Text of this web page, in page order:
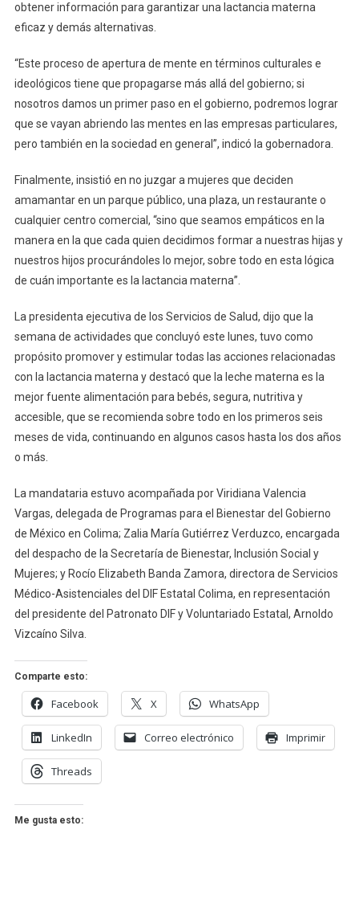
obtener información para garantizar una lactancia materna
eficaz y demás alternativas.
“Este proceso de apertura de mente en términos culturales e
ideológicos tiene que propagarse más allá del gobierno; si
nosotros damos un primer paso en el gobierno, podremos lograr
que se vayan abriendo las mentes en las empresas particulares,
pero también en la sociedad en general”, indicó la gobernadora.
Finalmente, insistió en no juzgar a mujeres que deciden
amamantar en un parque público, una plaza, un restaurante o
cualquier centro comercial, “sino que seamos empáticos en la
manera en la que cada quien decidimos formar a nuestras hijas y
nuestros hijos procurándoles lo mejor, sobre todo en esta lógica
de cuán importante es la lactancia materna”.
La presidenta ejecutiva de los Servicios de Salud, dijo que la
semana de actividades que concluyó este lunes, tuvo como
propósito promover y estimular todas las acciones relacionadas
con la lactancia materna y destacó que la leche materna es la
mejor fuente alimentación para bebés, segura, nutritiva y
accesible, que se recomienda sobre todo en los primeros seis
meses de vida, continuando en algunos casos hasta los dos años
o más.
La mandataria estuvo acompañada por Viridiana Valencia
Vargas, delegada de Programas para el Bienestar del Gobierno
de México en Colima; Zalia María Gutiérrez Verduzco, encargada
del despacho de la Secretaría de Bienestar, Inclusión Social y
Mujeres; y Rocío Elizabeth Banda Zamora, directora de Servicios
Médico-Asistenciales del DIF Estatal Colima, en representación
del presidente del Patronato DIF y Voluntariado Estatal, Arnoldo
Vizcaíno Silva.
Comparte esto:
Facebook X WhatsApp
LinkedIn Correo electrónico Imprimir
Threads
Me gusta esto: